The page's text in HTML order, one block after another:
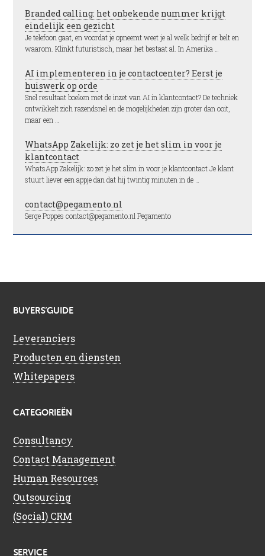
Branded calling: het onbekende nummer krijgt
eindelijk een gezicht
Je telefoon gaat, en voordat je opneemt weet je al welk bedrijf er belt en
waarom. Klinkt futuristisch, maar het bestaat al. In Amerika …
AI implementeren in je contactcenter? Eerst je
huiswerk op orde
Snel resultaat boeken met de inzet van AI in klantcontact? De techniek
ontwikkelt zich razendsnel en de mogelijkheden zijn groter dan ooit,
maar een …
WhatsApp Zakelijk: zo zet je het slim in voor je
klantcontact
WhatsApp Zakelijk: zo zet je het slim in voor je klantcontact Je klant
stuurt liever een appje dan dat hij twintig minuten in de …
contact@pegamento.nl
Serge Poppes contact@pegamento.nl Pegamento
BUYERS’GUIDE
Leveranciers
Producten en diensten
Whitepapers
CATEGORIEËN
Consultancy
Contact Management
Human Resources
Outsourcing
(Social) CRM
SERVICE